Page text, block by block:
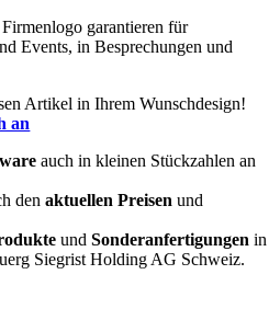
garantieren für
Events, in Besprechungen und
Artikel in Ihrem Wunschdesign!
an
auch in kleinen Stückzahlen an
den aktuellen Preisen und
undSonderanfertigungen in
Siegrist Holding AG Schweiz.